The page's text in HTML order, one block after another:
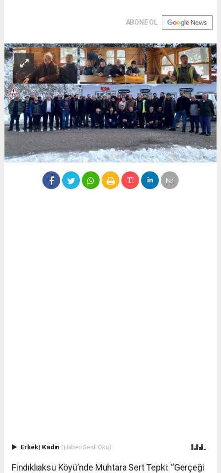
ABONE OL
Erkek| Kadın (Haberi Sesli Oku)
Fındıklıaksu Köyü’nde Muhtara Sert Tepki: “Gerçeği